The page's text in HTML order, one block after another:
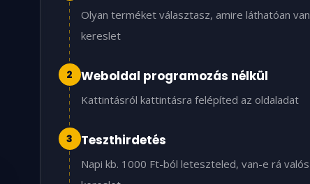
Olyan terméket választasz, amire láthatóan van
kereslet
2 Weboldal programozás nélkül
Kattintásról kattintásra felépíted az oldaladat
3 Teszthirdetés
Napi kb. 1000 Ft-ból leteszteled, van-e rá valós